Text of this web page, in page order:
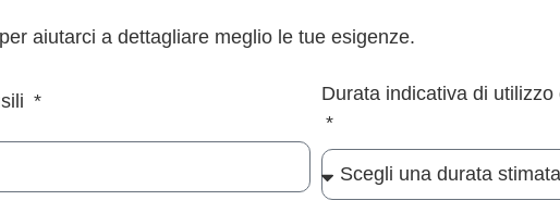
aiutarci a dettagliare meglio le tue esigenze.
Durata indicativa di